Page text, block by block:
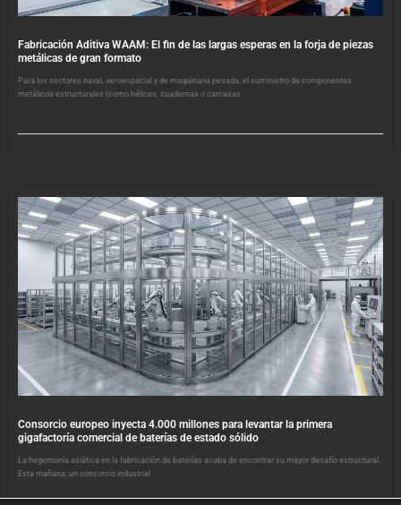
Fabricación Aditiva WAAM: El fin de las largas esperas en la forja de piezas
metálicas de gran formato
Para los sectores naval, aeroespacial y de maquinaria pesada, el suministro de componentes
metálicos estructurales (como hélices, cuadernas o carcasas
Consorcio europeo inyecta 4.000 millones para levantar la primera
gigafactoría comercial de baterías de estado sólido
La hegemonía asiática en la fabricación de baterías acaba de encontrar su mayor desafío estructural.
Esta mañana, un consorcio industrial